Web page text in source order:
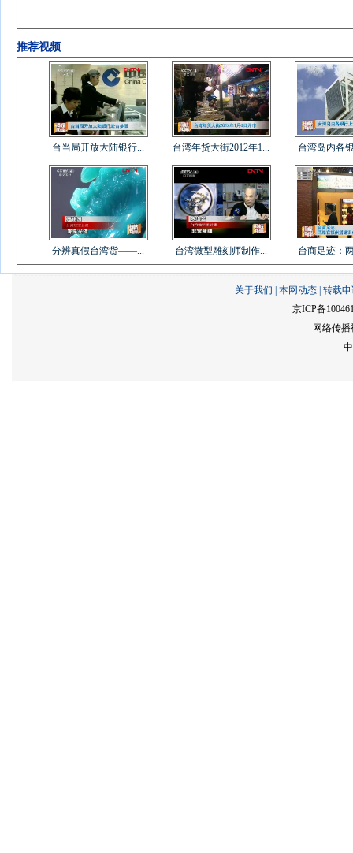
推荐视频
台当局开放大陆银行... 台湾年货大街2012年1... 台湾岛内各
分辨真假台湾货——... 台湾微型雕刻师制作... 台商足迹：
关于我们 本网动态 转载
京ICP备
网络传